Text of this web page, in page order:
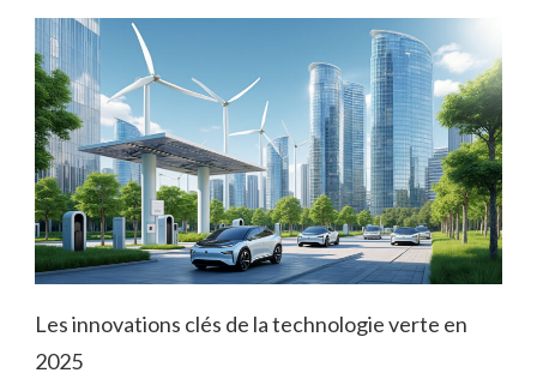
Les innovations clés de la technologie verte en
2025